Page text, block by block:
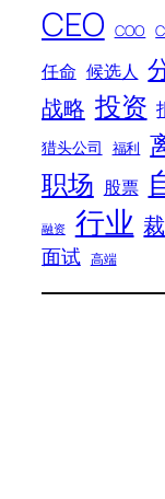
CEO COO
任命 候选人
战略 投资
猎头公司 福利
职场 股票
融资 行业
面试 高端